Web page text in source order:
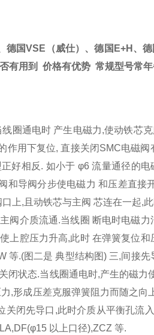
德国VSE（威仕）、德国E+H、
有用到 价格有优势 常规型号常
圈通电时 产生电磁力,使动铁芯
作用下复位, 直接关闭SMC电磁阀
好相反. 如小于 φ6 流量通径的电
和导阀分步使电磁力 和压差直接
上,且动铁芯与主阀 芯连在一起,
阀介质流通.当线圈 断电时电磁力
上腔压力升高,此时 在弹簧复位和
等.(图二是 典型结构图) 三,间接
闭状态.当线圈通电时,产生的磁力
,形成压差克服弹簧阻力而随之向
闭先导口,此时介质从平衡孔流
以上口径),ZCZ 等.